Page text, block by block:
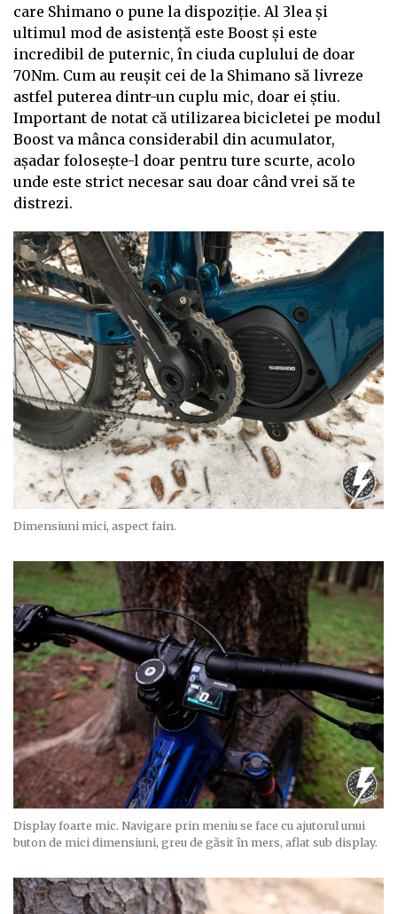
care Shimano o pune la dispoziție. Al 3lea și
ultimul mod de asistență este Boost și este
incredibil de puternic, în ciuda cuplului de doar
70Nm. Cum au reușit cei de la Shimano să livreze
astfel puterea dintr-un cuplu mic, doar ei știu.
Important de notat că utilizarea bicicletei pe modul
Boost va mânca considerabil din acumulator,
așadar folosește-l doar pentru ture scurte, acolo
unde este strict necesar sau doar când vrei să te
distrezi.
Dimensiuni mici, aspect fain.
Display foarte mic. Navigare prin meniu se face cu ajutorul unui
buton de mici dimensiuni, greu de găsit în mers, aflat sub display.